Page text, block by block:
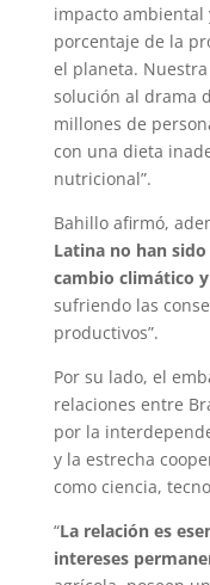
impacto ambiental
porcentaje de la
el planeta.
solución al drama
millones de
con una dieta
nutricional”.
Bahillo afirmó,
Latina no han
cambio climático
sufriendo las
productivos”.
Por su lado, el
relaciones entre
por la
y la estrecha
como ciencia,
“La relación es
intereses